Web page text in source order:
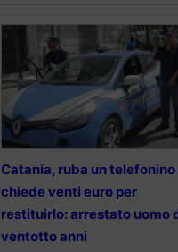
Catania, ruba un telefonino
chiede venti euro per
restituirlo: arrestato uomo
ventotto anni